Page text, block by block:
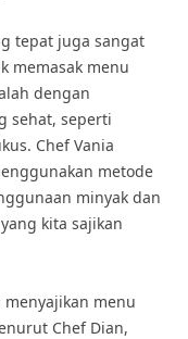
tepat juga sangat
memasak menu
dengan
sehat, seperti
Chef Vania
metode
minyak dan
kita sajikan
menu
Chef Dian,